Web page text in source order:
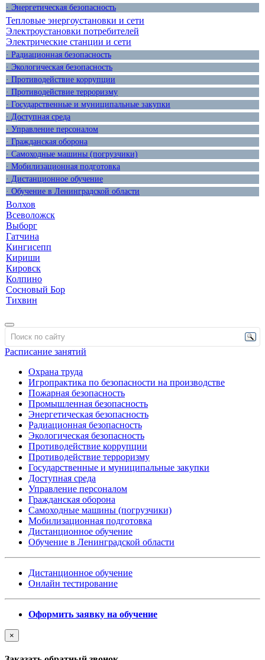
· Энергетическая безопасность
Тепловые энергоустановки и сети
Электроустановки потребителей
Электрические станции и сети
· Радиационная безопасность
· Экологическая безопасность
· Противодействие коррупции
· Противодействие терроризму
· Государственные и муниципальные закупки
· Доступная среда
· Управление персоналом
· Гражданская оборона
· Самоходные машины (погрузчики)
· Мобилизационная подготовка
· Дистанционное обучение
· Обучение в Ленинградской области
Волхов
Всеволожск
Выборг
Гатчина
Кингисепп
Кириши
Кировск
Колпино
Сосновый Бор
Тихвин
Расписание занятий
Охрана труда
Игропрактика по безопасности на производстве
Пожарная безопасность
Промышленная безопасность
Энергетическая безопасность
Радиационная безопасность
Экологическая безопасность
Противодействие коррупции
Противодействие терроризму
Государственные и муниципальные закупки
Доступная среда
Управление персоналом
Гражданская оборона
Самоходные машины (погрузчики)
Мобилизационная подготовка
Дистанционное обучение
Обучение в Ленинградской области
Дистанционное обучение
Онлайн тестирование
Оформить заявку на обучение
×